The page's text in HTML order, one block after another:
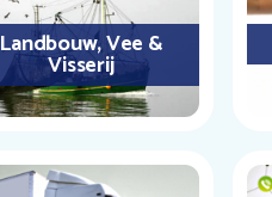
Landbouw, Vee &
Visserij